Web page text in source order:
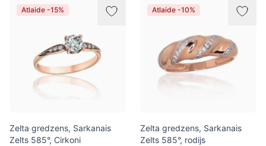
Atlaide -15%
Zelta gredzens, Sarkanais
Zelts 585°, Cirkoni
Atlaide -10%
Zelta gredzens, Sarkanais
Zelts 585°, rodijs